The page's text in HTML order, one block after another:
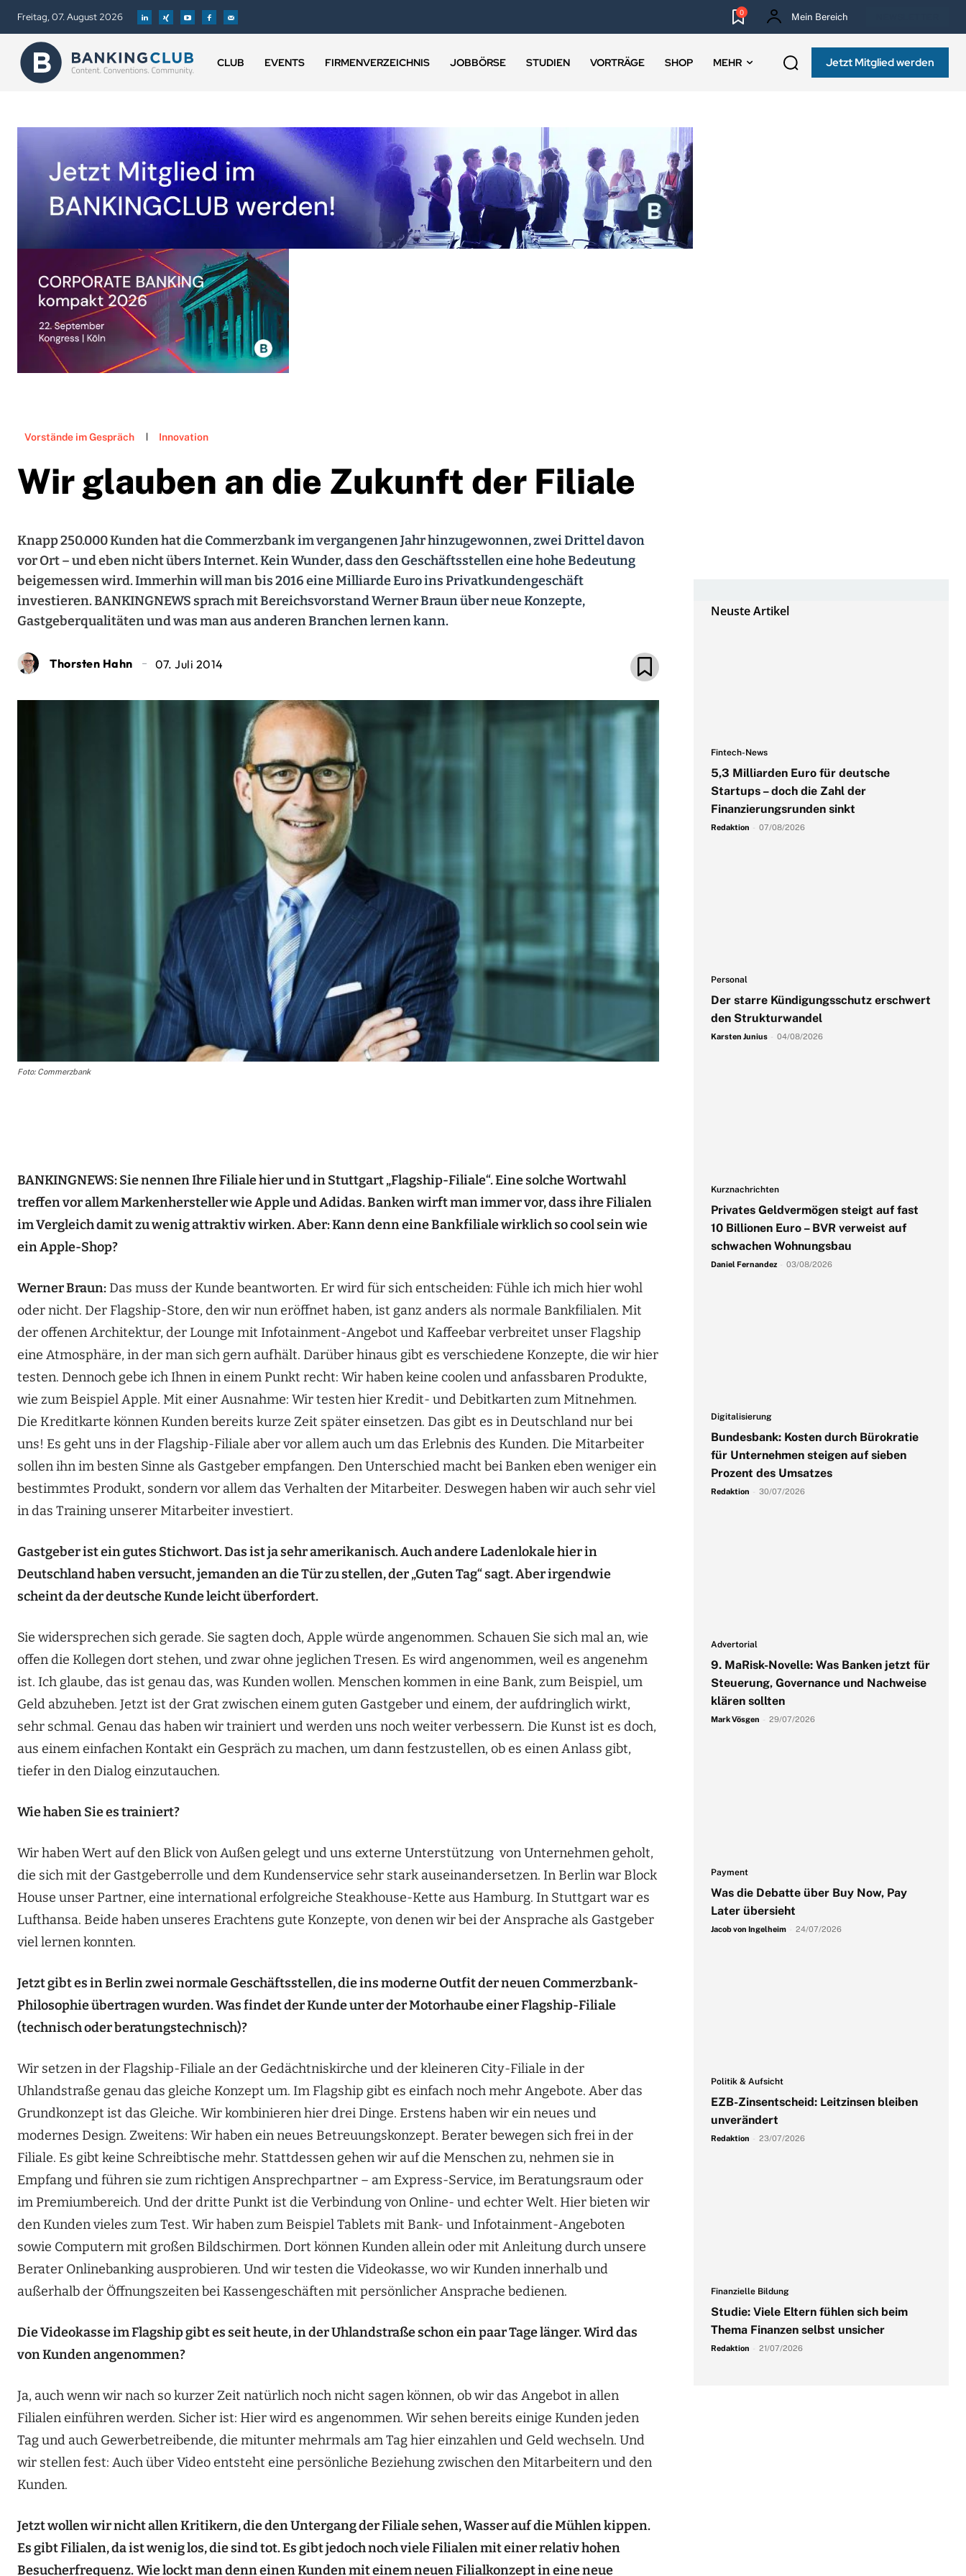
Freitag, 07. August 2026 0 Mein Bereich
CLUB EVENTS FIRMENVERZEICHNIS JOBBÖRSE STUDIEN VORTRÄGE SHOP MEHR Jetzt Mitglied werden
Vorstände im Gespräch Innovation
Wir glauben an die Zukunft der Filiale
Knapp 250.000 Kunden hat die Commerzbank im vergangenen Jahr hinzugewonnen, zwei Drittel davon
vor Ort – und eben nicht übers Internet. Kein Wunder, dass den Geschäftsstellen eine hohe Bedeutung
beigemessen wird. Immerhin will man bis 2016 eine Milliarde Euro ins Privatkundengeschäft
investieren. BANKINGNEWS sprach mit Bereichsvorstand Werner Braun über neue Konzepte,
Gastgeberqualitäten und was man aus anderen Branchen lernen kann.
Thorsten Hahn 07. Juli 2014
Foto: Commerzbank
BANKINGNEWS: Sie nennen Ihre Filiale hier und in Stuttgart „Flagship-Filiale“. Eine solche Wortwahl
treffen vor allem Markenhersteller wie Apple und Adidas. Banken wirft man immer vor, dass ihre Filialen
im Vergleich damit zu wenig attraktiv wirken. Aber: Kann denn eine Bankfiliale wirklich so cool sein wie
ein Apple-Shop?
Werner Braun: Das muss der Kunde beantworten. Er wird für sich entscheiden: Fühle ich mich hier wohl
oder nicht. Der Flagship-Store, den wir nun eröffnet haben, ist ganz anders als normale Bankfilialen. Mit
der offenen Architektur, der Lounge mit Infotainment-Angebot und Kaffeebar verbreitet unser Flagship
eine Atmosphäre, in der man sich gern aufhält. Darüber hinaus gibt es verschiedene Konzepte, die wir hier
testen. Dennoch gebe ich Ihnen in einem Punkt recht: Wir haben keine coolen und anfassbaren Produkte,
wie zum Beispiel Apple. Mit einer Ausnahme: Wir testen hier Kredit- und Debitkarten zum Mitnehmen.
Die Kreditkarte können Kunden bereits kurze Zeit später einsetzen. Das gibt es in Deutschland nur bei
uns! Es geht uns in der Flagship-Filiale aber vor allem auch um das Erlebnis des Kunden. Die Mitarbeiter
sollen ihn im besten Sinne als Gastgeber empfangen. Den Unterschied macht bei Banken eben weniger ein
bestimmtes Produkt, sondern vor allem das Verhalten der Mitarbeiter. Deswegen haben wir auch sehr viel
in das Training unserer Mitarbeiter investiert.
Gastgeber ist ein gutes Stichwort. Das ist ja sehr amerikanisch. Auch andere Ladenlokale hier in
Deutschland haben versucht, jemanden an die Tür zu stellen, der „Guten Tag“ sagt. Aber irgendwie
scheint da der deutsche Kunde leicht überfordert.
Sie widersprechen sich gerade. Sie sagten doch, Apple würde angenommen. Schauen Sie sich mal an, wie
offen die Kollegen dort stehen, und zwar ohne jeglichen Tresen. Es wird angenommen, weil es angenehm
ist. Ich glaube, das ist genau das, was Kunden wollen. Menschen kommen in eine Bank, zum Beispiel, um
Geld abzuheben. Jetzt ist der Grat zwischen einem guten Gastgeber und einem, der aufdringlich wirkt,
sehr schmal. Genau das haben wir trainiert und werden uns noch weiter verbessern. Die Kunst ist es doch,
aus einem einfachen Kontakt ein Gespräch zu machen, um dann festzustellen, ob es einen Anlass gibt,
tiefer in den Dialog einzutauchen.
Wie haben Sie es trainiert?
Wir haben Wert auf den Blick von Außen gelegt und uns externe Unterstützung von Unternehmen geholt,
die sich mit der Gastgeberrolle und dem Kundenservice sehr stark auseinandersetzen. In Berlin war Block
House unser Partner, eine international erfolgreiche Steakhouse-Kette aus Hamburg. In Stuttgart war es
Lufthansa. Beide haben unseres Erachtens gute Konzepte, von denen wir bei der Ansprache als Gastgeber
viel lernen konnten.
Jetzt gibt es in Berlin zwei normale Geschäftsstellen, die ins moderne Outfit der neuen Commerzbank-
Philosophie übertragen wurden. Was findet der Kunde unter der Motorhaube einer Flagship-Filiale
(technisch oder beratungstechnisch)?
Wir setzen in der Flagship-Filiale an der Gedächtniskirche und der kleineren City-Filiale in der
Uhlandstraße genau das gleiche Konzept um. Im Flagship gibt es einfach noch mehr Angebote. Aber das
Grundkonzept ist das Gleiche. Wir kombinieren hier drei Dinge. Erstens haben wir ein neues und
modernes Design. Zweitens: Wir haben ein neues Betreuungskonzept. Berater bewegen sich frei in der
Filiale. Es gibt keine Schreibtische mehr. Stattdessen gehen wir auf die Menschen zu, nehmen sie in
Empfang und führen sie zum richtigen Ansprechpartner – am Express-Service, im Beratungsraum oder
im Premiumbereich. Und der dritte Punkt ist die Verbindung von Online- und echter Welt. Hier bieten wir
den Kunden vieles zum Test. Wir haben zum Beispiel Tablets mit Bank- und Infotainment-Angeboten
sowie Computern mit großen Bildschirmen. Dort können Kunden allein oder mit Anleitung durch unsere
Berater Onlinebanking ausprobieren. Und wir testen die Videokasse, wo wir Kunden innerhalb und
außerhalb der Öffnungszeiten bei Kassengeschäften mit persönlicher Ansprache bedienen.
Die Videokasse im Flagship gibt es seit heute, in der Uhlandstraße schon ein paar Tage länger. Wird das
von Kunden angenommen?
Ja, auch wenn wir nach so kurzer Zeit natürlich noch nicht sagen können, ob wir das Angebot in allen
Filialen einführen werden. Sicher ist: Hier wird es angenommen. Wir sehen bereits einige Kunden jeden
Tag und auch Gewerbetreibende, die mitunter mehrmals am Tag hier einzahlen und Geld wechseln. Und
wir stellen fest: Auch über Video entsteht eine persönliche Beziehung zwischen den Mitarbeitern und den
Kunden.
Jetzt wollen wir nicht allen Kritikern, die den Untergang der Filiale sehen, Wasser auf die Mühlen kippen.
Es gibt Filialen, da ist wenig los, die sind tot. Es gibt jedoch noch viele Filialen mit einer relativ hohen
Besucherfrequenz.Wie lockt man denn einen Kunden mit einem neuen Filialkonzept in eine neue
Neuste Artikel
Fintech-News
5,3 Milliarden Euro für deutsche
Startups – doch die Zahl der
Finanzierungsrunden sinkt
Redaktion 07/08/2026
Personal
Der starre Kündigungsschutz erschwert
den Strukturwandel
Karsten Junius 04/08/2026
Kurznachrichten
Privates Geldvermögen steigt auf fast
10 Billionen Euro – BVR verweist auf
schwachen Wohnungsbau
Daniel Fernandez 03/08/2026
Digitalisierung
Bundesbank: Kosten durch Bürokratie
für Unternehmen steigen auf sieben
Prozent des Umsatzes
Redaktion 30/07/2026
Advertorial
9. MaRisk-Novelle: Was Banken jetzt für
Steuerung, Governance und Nachweise
klären sollten
Mark Vösgen 29/07/2026
Payment
Was die Debatte über Buy Now, Pay
Later übersieht
Jacob von Ingelheim 24/07/2026
Politik & Aufsicht
EZB-Zinsentscheid: Leitzinsen bleiben
unverändert
Redaktion 23/07/2026
Finanzielle Bildung
Studie: Viele Eltern fühlen sich beim
Thema Finanzen selbst unsicher
Redaktion 21/07/2026